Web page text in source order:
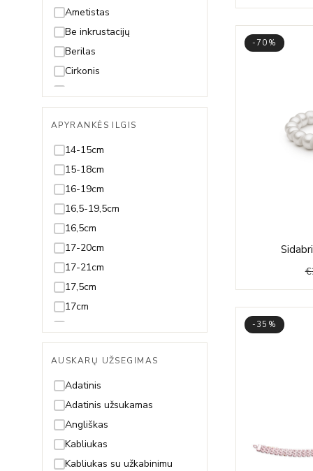
Ametistas
Be inkrustacijų
Berilas
Cirkonis
Deimantas
Gintaras
Granatas
Hematitas
Juodmedis
Juvelyrinė emalė
Koralas
Kvarcas
Lazuritas
Malachitas
Nefritas
Oniksas
Opalas
Perlas ir Perlamutras
Piritas
Rodolitas
Rubinas
Safyras
APYRANKĖS ILGIS
14-15cm
15-18cm
16-19cm
16,5-19,5cm
16,5cm
17-20cm
17-21cm
17,5cm
17cm
18-21cm
18-22cm
18,5-21,5cm
18,5-23,5cm
18,5cm
18cm
19-21cm
AUSKARŲ UŽSEGIMAS
Adatinis
Adatinis užsukamas
Angliškas
Kabliukas
Kabliukas su užkabinimu
-70%
€
-35%